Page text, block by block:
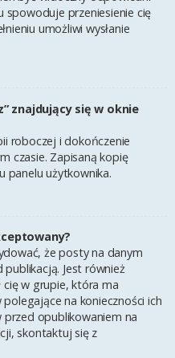
spowoduje przeniesienie cię
umożliwi wysłanie
znajdujący się w oknie
roboczej i dokończenie
czasie. Zapisaną kopię
panelu użytkownika.
że posty na danym
Jest również
cię w grupie, która ma
na konieczności ich
opublikowaniem na
skontaktuj się z